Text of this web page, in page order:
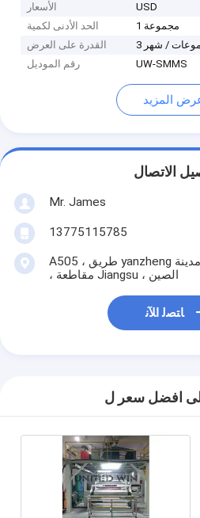
الأسعار
USD
الحد الأدنى لكمية
1 مجموعة
القدرة على العرض
/ شهر
رقم الموديل
UW-SMMS
المزيد
الاتصال
Mr. James
13775115785
A505 ، طريق yanzheng الأوسط 16 # ، مدينة Changzhou
، مقاطعة Jiangsu ، الصين
ﺎﺘﺼﻟ ﺍﻶﻧ
افضل سعر ل